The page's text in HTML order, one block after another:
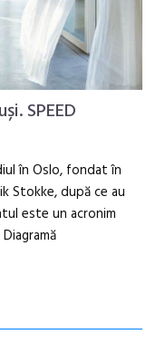
SPEED
în Oslo, fondat în
Stokke, după ce au
este un acronim